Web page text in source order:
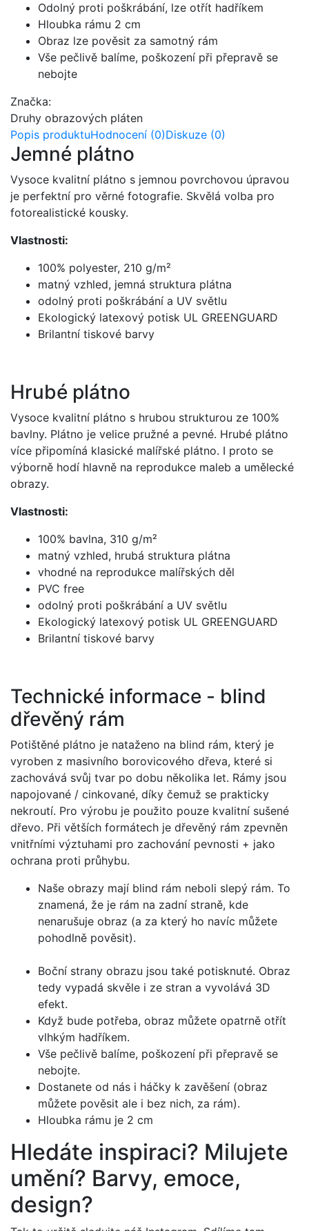
Odolný proti poškrábání, lze otřít hadříkem
Hloubka rámu 2 cm
Obraz lze pověsit za samotný rám
Vše pečlivě balíme, poškození při přepravě se
nebojte
Značka:
Druhy obrazových pláten
Popis produktuHodnocení (0)Diskuze (0)
Jemné plátno
Vysoce kvalitní plátno s jemnou povrchovou úpravou
je perfektní pro věrné fotografie. Skvělá volba pro
fotorealistické kousky.
Vlastnosti:
100% polyester, 210 g/m²
matný vzhled, jemná struktura plátna
odolný proti poškrábání a UV světlu
Ekologický latexový potisk UL GREENGUARD
Brilantní tiskové barvy
Hrubé plátno
Vysoce kvalitní plátno s hrubou strukturou ze 100%
bavlny. Plátno je velice pružné a pevné. Hrubé plátno
více připomíná klasické malířské plátno. I proto se
výborně hodí hlavně na reprodukce maleb a umělecké
obrazy.
Vlastnosti:
100% bavlna, 310 g/m²
matný vzhled, hrubá struktura plátna
vhodné na reprodukce malířských děl
PVC free
odolný proti poškrábání a UV světlu
Ekologický latexový potisk UL GREENGUARD
Brilantní tiskové barvy
Technické informace - blind
dřevěný rám
Potištěné plátno je nataženo na blind rám, který je
vyroben z masivního borovicového dřeva, které si
zachovává svůj tvar po dobu několika let. Rámy jsou
napojované / cinkované, díky čemuž se prakticky
nekroutí. Pro výrobu je použito pouze kvalitní sušené
dřevo. Při větších formátech je dřevěný rám zpevněn
vnitřními výztuhami pro zachování pevnosti + jako
ochrana proti průhybu.
Naše obrazy mají blind rám neboli slepý rám. To
znamená, že je rám na zadní straně, kde
nenarušuje obraz (a za který ho navíc můžete
pohodlně pověsit).
Boční strany obrazu jsou také potisknuté. Obraz
tedy vypadá skvěle i ze stran a vyvolává 3D
efekt.
Když bude potřeba, obraz můžete opatrně otřít
vlhkým hadříkem.
Vše pečlivě balíme, poškození při přepravě se
nebojte.
Dostanete od nás i háčky k zavěšení (obraz
můžete pověsit ale i bez nich, za rám).
Hloubka rámu je 2 cm
Hledáte inspiraci? Milujete
umění? Barvy, emoce,
design?